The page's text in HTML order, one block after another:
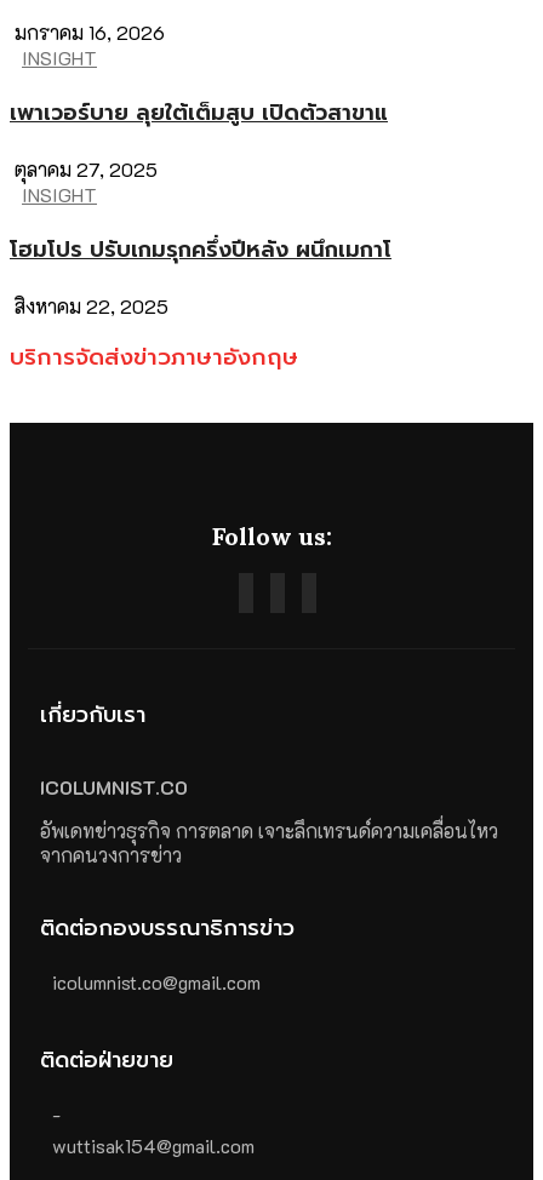
มกราคม 16, 2026
INSIGHT
เพาเวอร์บาย ลุยใต้เต็มสูบ เปิดตัวสาขาแ
ตุลาคม 27, 2025
INSIGHT
โฮมโปร ปรับเกมรุกครึ่งปีหลัง ผนึกเมกาโ
สิงหาคม 22, 2025
บริการจัดส่งข่าวภาษาอังกฤษ
Follow us:
เกี่ยวกับเรา
ICOLUMNIST.CO
อัพเดทข่าวธุรกิจ การตลาด เจาะลึกเทรนด์ความเคลื่อนไหว
จากคนวงการข่าว
ติดต่อกองบรรณาธิการข่าว
icolumnist.co@gmail.com
ติดต่อฝ่ายขาย
-
wuttisak154@gmail.com